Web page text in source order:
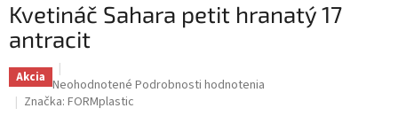
Kvetináč Sahara petit hranatý 17
antracit
Akcia Priemerné
hodnotenie
Neohodnotené Podrobnosti hodnotenia
Značka: FORMplastic